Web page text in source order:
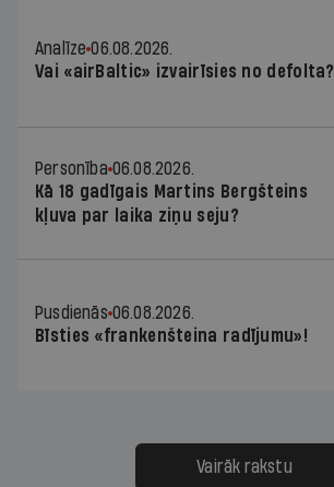
Analīze 06.08.2026.
Vai «airBaltic» izvairīsies no defolta?
Personība 06.08.2026.
Kā 18 gadīgais Martins Bergšteins
kļuva par laika ziņu seju?
Pusdienās 06.08.2026.
Bīsties «frankenšteina radījumu»!
Vairāk rakstu